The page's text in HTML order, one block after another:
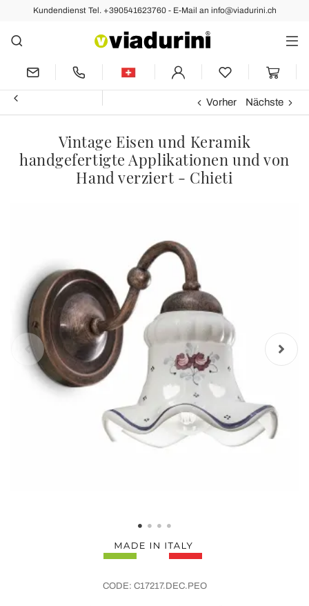
Kundendienst Tel. +390541623760 - E-Mail an info@viadurini.ch
Vorher Nächste
Vintage Eisen und Keramik
handgefertigte Applikationen und von
Hand verziert - Chieti
CODE: C17217.DEC.PEO